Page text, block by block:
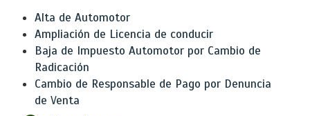
Alta de Automotor
Ampliación de Licencia de conducir
Baja de Impuesto Automotor por Cambio de
Radicación
Cambio de Responsable de Pago por Denuncia
de Venta